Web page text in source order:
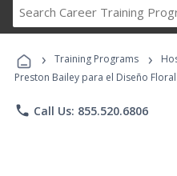
› Training Programs ›
Preston Bailey para el Diseño Floral
phone Call Us: 855.520.6806